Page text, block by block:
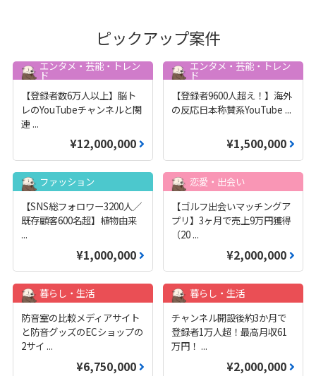
ピックアップ案件
エンタメ・芸能・トレン
ド
【登録者数6万人以上】脳ト
レのYouTubeチャンネルと関
連 ...
¥12,000,000
エンタメ・芸能・トレン
ド
【登録者9600人超え！】海外
の反応日本称賛系YouTube ...
¥1,500,000
ファッション
【SNS総フォロワー3200人／
既存顧客600名超】植物由来
...
¥1,000,000
恋愛・出会い
【ゴルフ出会いマッチングア
プリ】3ヶ月で売上9万円獲得
（20 ...
¥2,000,000
暮らし・生活
防音室の比較メディアサイト
と防音グッズのECショップの
2サイ ...
¥6,750,000
暮らし・生活
チャンネル開設後約3か月で
登録者1万人超！最高月収61
万円！ ...
¥2,000,000